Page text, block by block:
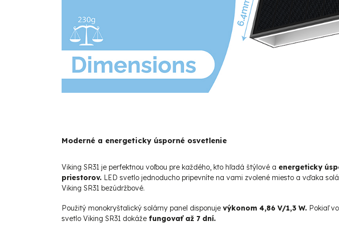
Moderné a energeticky úsporné osvetlenie
Viking SR31 je perfektnou voľbou pre každého, kto hľadá štýlové a energeticky
priestorov. LED svetlo jednoducho pripevníte na vami zvolené miesto a vďaka
Viking SR31 bezúdržbové.
Použitý monokryštalický solárny panel disponuje výkonom 4,86 V/1,3 W. Pokiaľ
svetlo Viking SR31 dokáže fungovať až 7 dní.